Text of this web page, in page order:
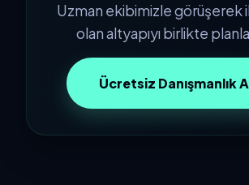
Uzman ekibimizle görüşerek
olan altyapıyı birlikte
Ücretsiz Danışmanlık